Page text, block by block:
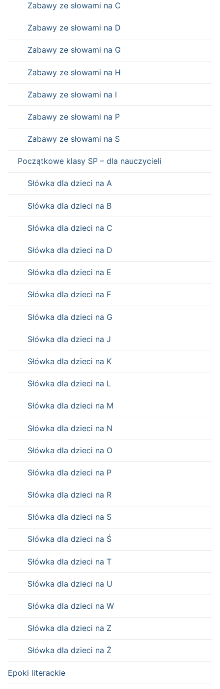
Zabawy ze słowami na C
Zabawy ze słowami na D
Zabawy ze słowami na G
Zabawy ze słowami na H
Zabawy ze słowami na I
Zabawy ze słowami na P
Zabawy ze słowami na S
Początkowe klasy SP – dla nauczycieli
Słówka dla dzieci na A
Słówka dla dzieci na B
Słówka dla dzieci na C
Słówka dla dzieci na D
Słówka dla dzieci na E
Słówka dla dzieci na F
Słówka dla dzieci na G
Słówka dla dzieci na J
Słówka dla dzieci na K
Słówka dla dzieci na L
Słówka dla dzieci na M
Słówka dla dzieci na N
Słówka dla dzieci na O
Słówka dla dzieci na P
Słówka dla dzieci na R
Słówka dla dzieci na S
Słówka dla dzieci na Ś
Słówka dla dzieci na T
Słówka dla dzieci na U
Słówka dla dzieci na W
Słówka dla dzieci na Z
Słówka dla dzieci na Ż
Epoki literackie